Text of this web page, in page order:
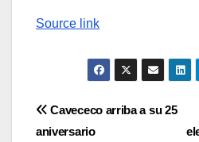
Source link
Navegación
Cavececo arriba a su 25
aniversario